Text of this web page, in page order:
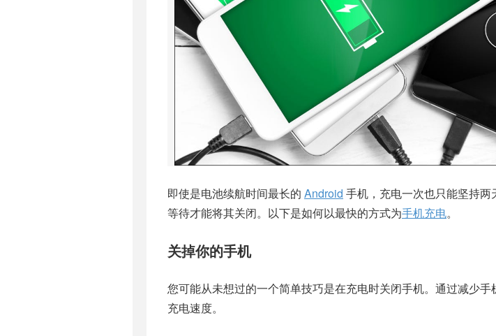
即使是电池续航时间最长的 Android 手机，充电一次也只能坚持
等待才能将其关闭。以下是如何以最快的方式为手机充电。
关掉你的手机
您可能从未想过的一个简单技巧是在充电时关闭手机。通过减少
充电速度。